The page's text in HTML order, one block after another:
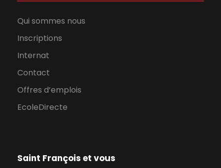
Qui sommes nous
Inscriptions
Internat
Contact
Offres d’emplois
EcoleDirecte
Saint François et vous